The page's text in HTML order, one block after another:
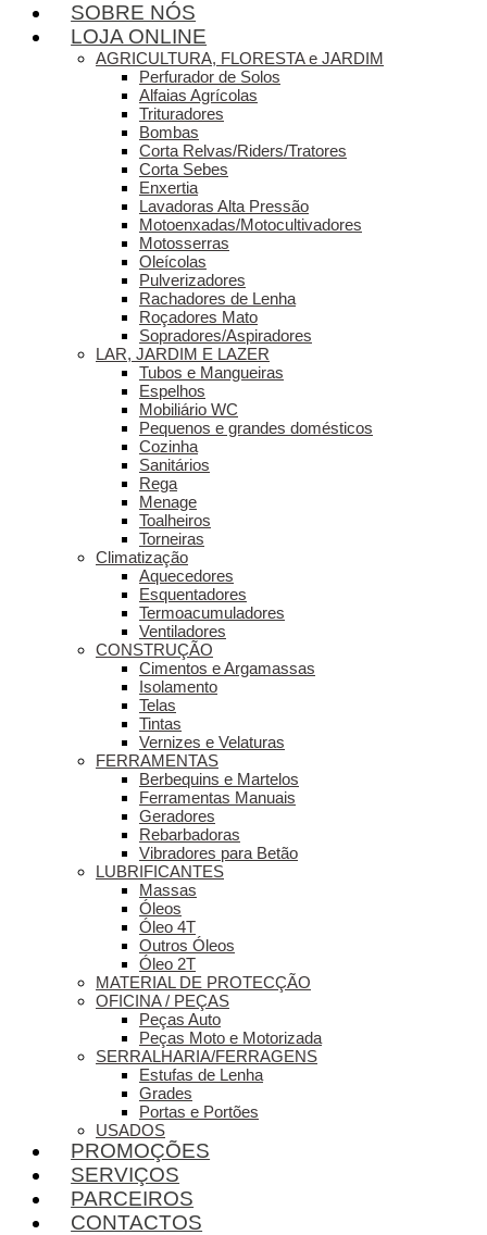
SOBRE NÓS
LOJA ONLINE
AGRICULTURA, FLORESTA e JARDIM
Perfurador de Solos
Alfaias Agrícolas
Trituradores
Bombas
Corta Relvas/Riders/Tratores
Corta Sebes
Enxertia
Lavadoras Alta Pressão
Motoenxadas/Motocultivadores
Motosserras
Oleícolas
Pulverizadores
Rachadores de Lenha
Roçadores Mato
Sopradores/Aspiradores
LAR, JARDIM E LAZER
Tubos e Mangueiras
Espelhos
Mobiliário WC
Pequenos e grandes domésticos
Cozinha
Sanitários
Rega
Menage
Toalheiros
Torneiras
Climatização
Aquecedores
Esquentadores
Termoacumuladores
Ventiladores
CONSTRUÇÃO
Cimentos e Argamassas
Isolamento
Telas
Tintas
Vernizes e Velaturas
FERRAMENTAS
Berbequins e Martelos
Ferramentas Manuais
Geradores
Rebarbadoras
Vibradores para Betão
LUBRIFICANTES
Massas
Óleos
Óleo 4T
Outros Óleos
Óleo 2T
MATERIAL DE PROTECÇÃO
OFICINA / PEÇAS
Peças Auto
Peças Moto e Motorizada
SERRALHARIA/FERRAGENS
Estufas de Lenha
Grades
Portas e Portões
USADOS
PROMOÇÕES
SERVIÇOS
PARCEIROS
CONTACTOS